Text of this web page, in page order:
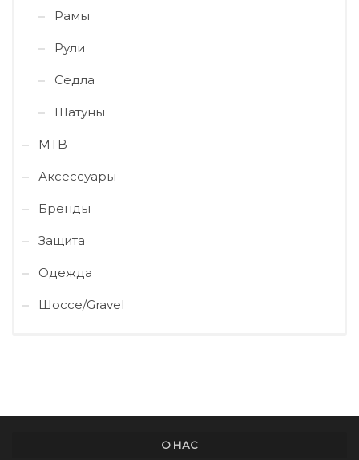
Рамы
Рули
Седла
Шатуны
MTB
Аксессуары
Бренды
Защита
Одежда
Шоссе/Gravel
О НАС